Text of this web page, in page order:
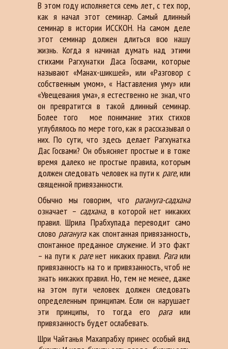
В этом году исполняется семь лет, с тех пор,
как я начал этот семинар. Самый длинный
семинар в истории ИССКОН. На самом деле
этот семинар должен длиться всю нашу
жизнь. Когда я начинал думать над этими
стихами Рагхунатки Даса Госвами, которые
называют «Манах-шикшей», или «Разговор с
собственным умом», « Наставления уму» или
«Увещевания ума», я естественно не знал, что
он превратится в такой длинный семинар.
Более того мое понимание этих стихов
углублялось по мере того, как я рассказывал о
них. По сути, что здесь делает Рагхунатка
Дас Госвами? Он объясняет простые и в тоже
время далеко не простые правила, которым
должен следовать человек на пути к раге, или
священной привязанности.
Обычно мы говорим, что рагануга-садхана
означает – садхана, в которой нет никаких
правил. Шрила Прабхупада переводит само
слово раганугакак спонтанная привязанность,
спонтанное преданное служение. И это факт
– на пути к рагенет никаких правил. Рагаили
привязанность на то и привязанность, чтоб не
знать никаких правил. Но, тем не менее, даже
на этом пути человек должен следовать
определенным принципам. Если он нарушает
эти принципы, то тогда его рагаили
привязанность будет ослабевать.
Шри Чайтанья Махапрабху принес особый вид